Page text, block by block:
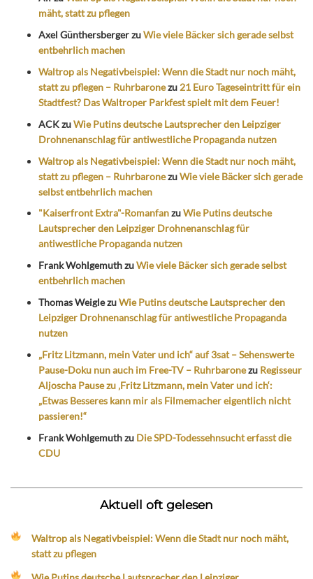
mäht, statt zu pflegen
Axel GünthersbergerzuWie viele Bäcker sich gerade selbst
entbehrlich machen
Waltrop als Negativbeispiel: Wenn die Stadt nur noch mäht,
statt zu pflegen – Ruhrbaronezu 21 Euro Tageseintritt für ein
Stadtfest? Das Waltroper Parkfest spielt mit dem Feuer!
ACKzuWie Putins deutsche Lautsprecher den Leipziger
Drohnenanschlag für antiwestliche Propaganda nutzen
Waltrop als Negativbeispiel: Wenn die Stadt nur noch mäht,
statt zu pflegen – RuhrbaronezuWie viele Bäcker sich gerade
selbst entbehrlich machen
"Kaiserfront Extra"-RomanfanzuWie Putins deutsche
Lautsprecher den Leipziger Drohnenanschlag für
antiwestliche Propaganda nutzen
Frank WohlgemuthzuWie viele Bäcker sich gerade selbst
entbehrlich machen
Thomas WeiglezuWie Putins deutsche Lautsprecher den
Leipziger Drohnenanschlag für antiwestliche Propaganda
nutzen
„Fritz Litzmann, mein Vater und ich“ auf 3sat – Sehenswerte
Pause-Doku nun auch im Free-TV – Ruhrbaronezu Regisseur
Aljoscha Pause zu ‚Fritz Litzmann, mein Vater und ich‘:
„Etwas Besseres kann mir als Filmemacher eigentlich nicht
passieren!“
Frank Wohlgemuthzu Die SPD-Todessehnsucht erfasst die
CDU
Aktuell oft gelesen
Waltrop als Negativbeispiel: Wenn die Stadt nur noch mäht,
statt zu pflegen